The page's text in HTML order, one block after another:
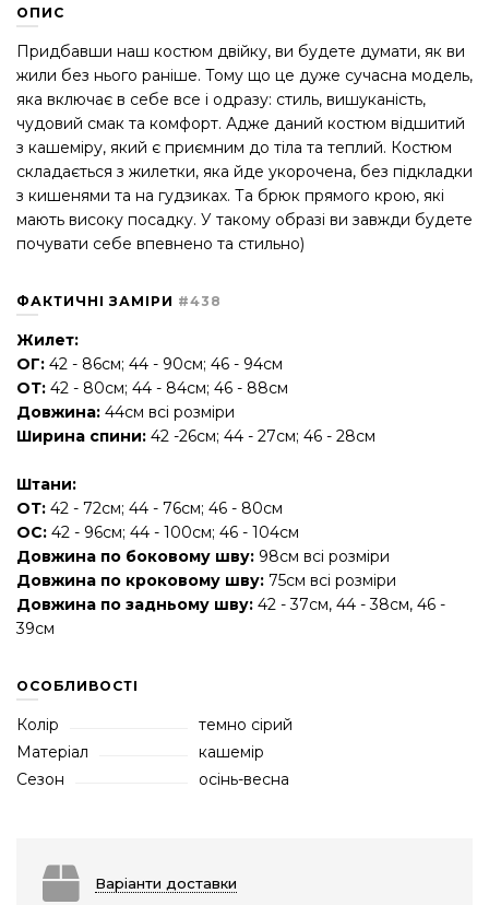
ОПИС
Придбавши наш костюм двійку, ви будете думати, як ви
жили без нього раніше. Тому що це дуже сучасна модель,
яка включає в себе все і одразу: стиль, вишуканість,
чудовий смак та комфорт. Адже даний костюм відшитий
з кашеміру, який є приємним до тіла та теплий. Костюм
складається з жилетки, яка йде укорочена, без підкладки
з кишенями та на гудзиках. Та брюк прямого крою, які
мають високу посадку. У такому образі ви завжди будете
почувати себе впевнено та стильно)
ФАКТИЧНІ ЗАМІРИ #438
Жилет:
ОГ: 42 - 86см; 44 - 90см; 46 - 94см
ОТ: 42 - 80см; 44 - 84см; 46 - 88см
Довжина: 44см всі розміри
Ширина спини: 42 -26см; 44 - 27см; 46 - 28см
Штани:
ОТ: 42 - 72см; 44 - 76см; 46 - 80см
ОС: 42 - 96см; 44 - 100см; 46 - 104см
Довжина по боковому шву: 98см всі розміри
Довжина по кроковому шву: 75см всі розміри
Довжина по задньому шву: 42 - 37см, 44 - 38см, 46 -
39см
ОСОБЛИВОСТІ
Колір
темно сірий
Матеріал
кашемір
Сезон
осінь-весна
Варіанти доставки